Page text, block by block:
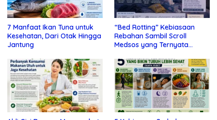
7 Manfaat Ikan Tuna untuk
Kesehatan, Dari Otak Hingga
Jantung
“Bed Rotting” Kebiasaan
Rebahan Sambil Scroll
Medsos yang Ternyata